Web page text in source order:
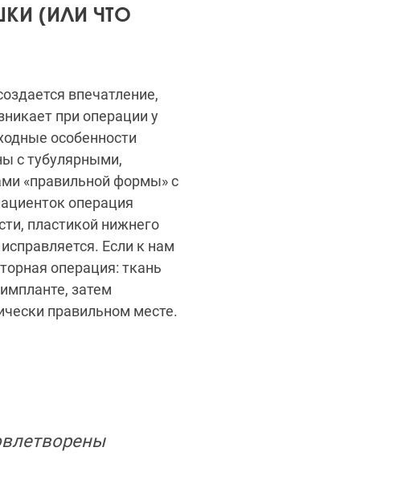
(ИЛИ ЧТО
впечатление,
при операции у
особенности
с тубулярными,
«правильной формы» с
операция
пластикой нижнего
Если к нам
операция: ткань
затем
правильном месте.